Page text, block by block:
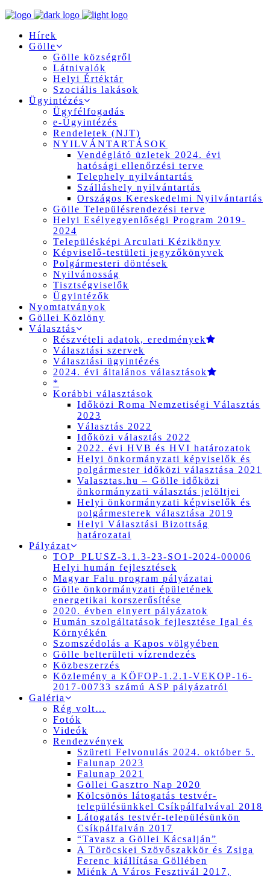
Hírek
Gölle
Gölle községről
Látnivalók
Helyi Értéktár
Szociális lakások
Ügyintézés
Ügyfélfogadás
e-Ügyintézés
Rendeletek (NJT)
NYILVÁNTARTÁSOK
Vendéglátó üzletek 2024. évi
hatósági ellenőrzési terve
Telephely nyilvántartás
Szálláshely nyilvántartás
Országos Kereskedelmi Nyilvántartás
Gölle Településrendezési terve
Helyi Esélyegyenlőségi Program 2019-
2024
Településképi Arculati Kézikönyv
Képviselő-testületi jegyzőkönyvek
Polgármesteri döntések
Nyilvánosság
Tisztségviselők
Ügyintézők
Nyomtatványok
Göllei Közlöny
Választás
Részvételi adatok, eredmények
Választási szervek
Választási ügyintézés
2024. évi általános választások
*
Korábbi választások
Időközi Roma Nemzetiségi Választás
2023
Választás 2022
Időközi választás 2022
2022. évi HVB és HVI határozatok
Helyi önkormányzati képviselők és
polgármester időközi választása 2021
Valasztas.hu – Gölle időközi
önkormányzati választás jelöltjei
Helyi önkormányzati képviselők és
polgármesterek választása 2019
Helyi Választási Bizottság
határozatai
Pályázat
TOP_PLUSZ-3.1.3-23-SO1-2024-00006
Helyi humán fejlesztések
Magyar Falu program pályázatai
Gölle önkormányzati épületének
energetikai korszerűsítése
2020. évben elnyert pályázatok
Humán szolgáltatások fejlesztése Igal és
Környékén
Szomszédolás a Kapos völgyében
Gölle belterületi vízrendezés
Közbeszerzés
Közlemény a KÖFOP-1.2.1-VEKOP-16-
2017-00733 számú ASP pályázatról
Galéria
Rég volt…
Fotók
Videók
Rendezvények
Szüreti Felvonulás 2024. október 5.
Falunap 2023
Falunap 2021
Göllei Gasztro Nap 2020
Kölcsönös látogatás testvér-
településünkkel Csíkpálfalvával 2018
Látogatás testvér-településünkön
Csíkpálfalván 2017
“Tavasz a Göllei Kácsalján”
A Töröcskei Szövőszakkör és Zsiga
Ferenc kiállítása Göllében
Miénk A Város Fesztivál 2017,